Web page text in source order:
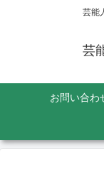
芸能
芸
お問い合わ